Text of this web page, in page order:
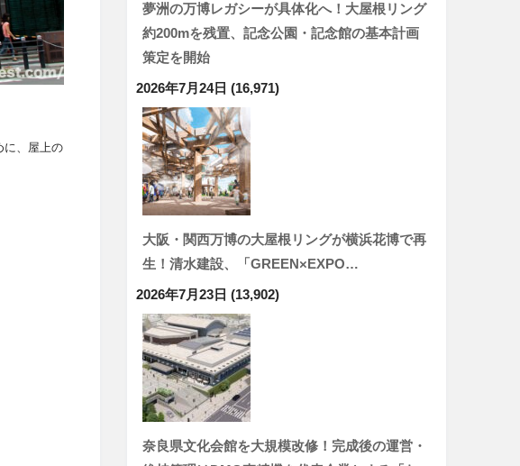
に、屋上の
夢洲の万博レガシーが具体化へ！大屋根リング
約200mを残置、記念公園・記念館の基本計画
策定を開始
2026年7月24日 (16,971)
大阪・関西万博の大屋根リングが横浜花博で再
生！清水建設、「GREEN×EXPO…
2026年7月23日 (13,902)
奈良県文化会館を大規模改修！完成後の運営・